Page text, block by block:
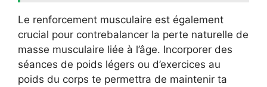
Le renforcement musculaire est également
crucial pour contrebalancer la perte naturelle de
masse musculaire liée à l’âge. Incorporer des
séances de poids légers ou d’exercices au
poids du corps te permettra de maintenir ta